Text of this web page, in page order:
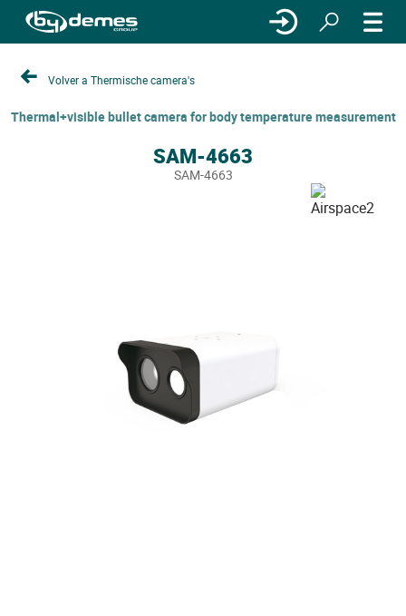
Volver a Thermische camera's
Thermal+visible bullet camera for body temperature measurement
SAM-4663
SAM-4663